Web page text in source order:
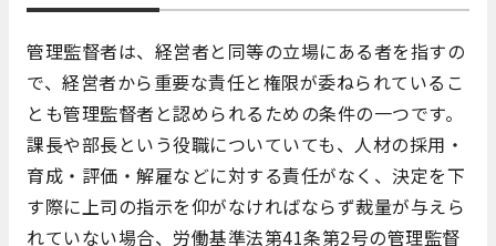
管理監督者は、経営者と同等の立場にある者を指すの
で、経営者から重要な責任と権限が委ねられているこ
とも管理監督者と認められるための条件の一つです。
課長や部長という役職についていても、人材の採用・
育成・評価・解雇などに対する責任がなく、決定を下
す際に上司の指示を仰がなければならず裁量が与えら
れていない場合、労働基準法第41条第2号の管理監督